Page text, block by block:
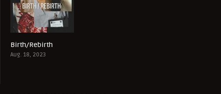
Birth/Rebirth
Aug. 18, 2023